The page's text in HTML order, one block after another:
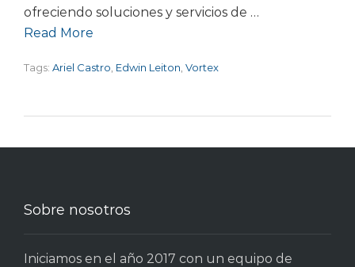
ofreciendo soluciones y servicios de …
Read More
Tags: Ariel Castro Edwin Leiton Vortex
Sobre nosotros
Iniciamos en el año 2017 con un equipo de